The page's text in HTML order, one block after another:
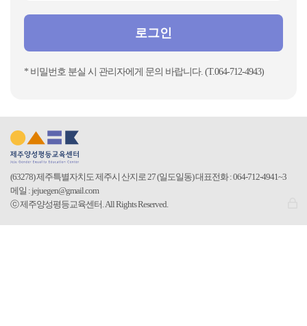
로그인
* 비밀번호 분실 시 관리자에게 문의 바랍니다. (T.064-712-4943)
(63278) 제주특별자치도 제주시 산지로 27 (일도일동)대표전화 : 064-712-4941~3
메일 : jejuegen@gmail.com
ⓒ 제주양성평등교육센터. All Rights Reserved.